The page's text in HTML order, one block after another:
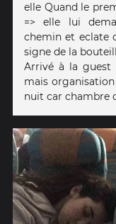
elle Quand le
=> elle lui
chemin et eclate
signe de la
Arrivé à la guest
mais
nuit car chambre